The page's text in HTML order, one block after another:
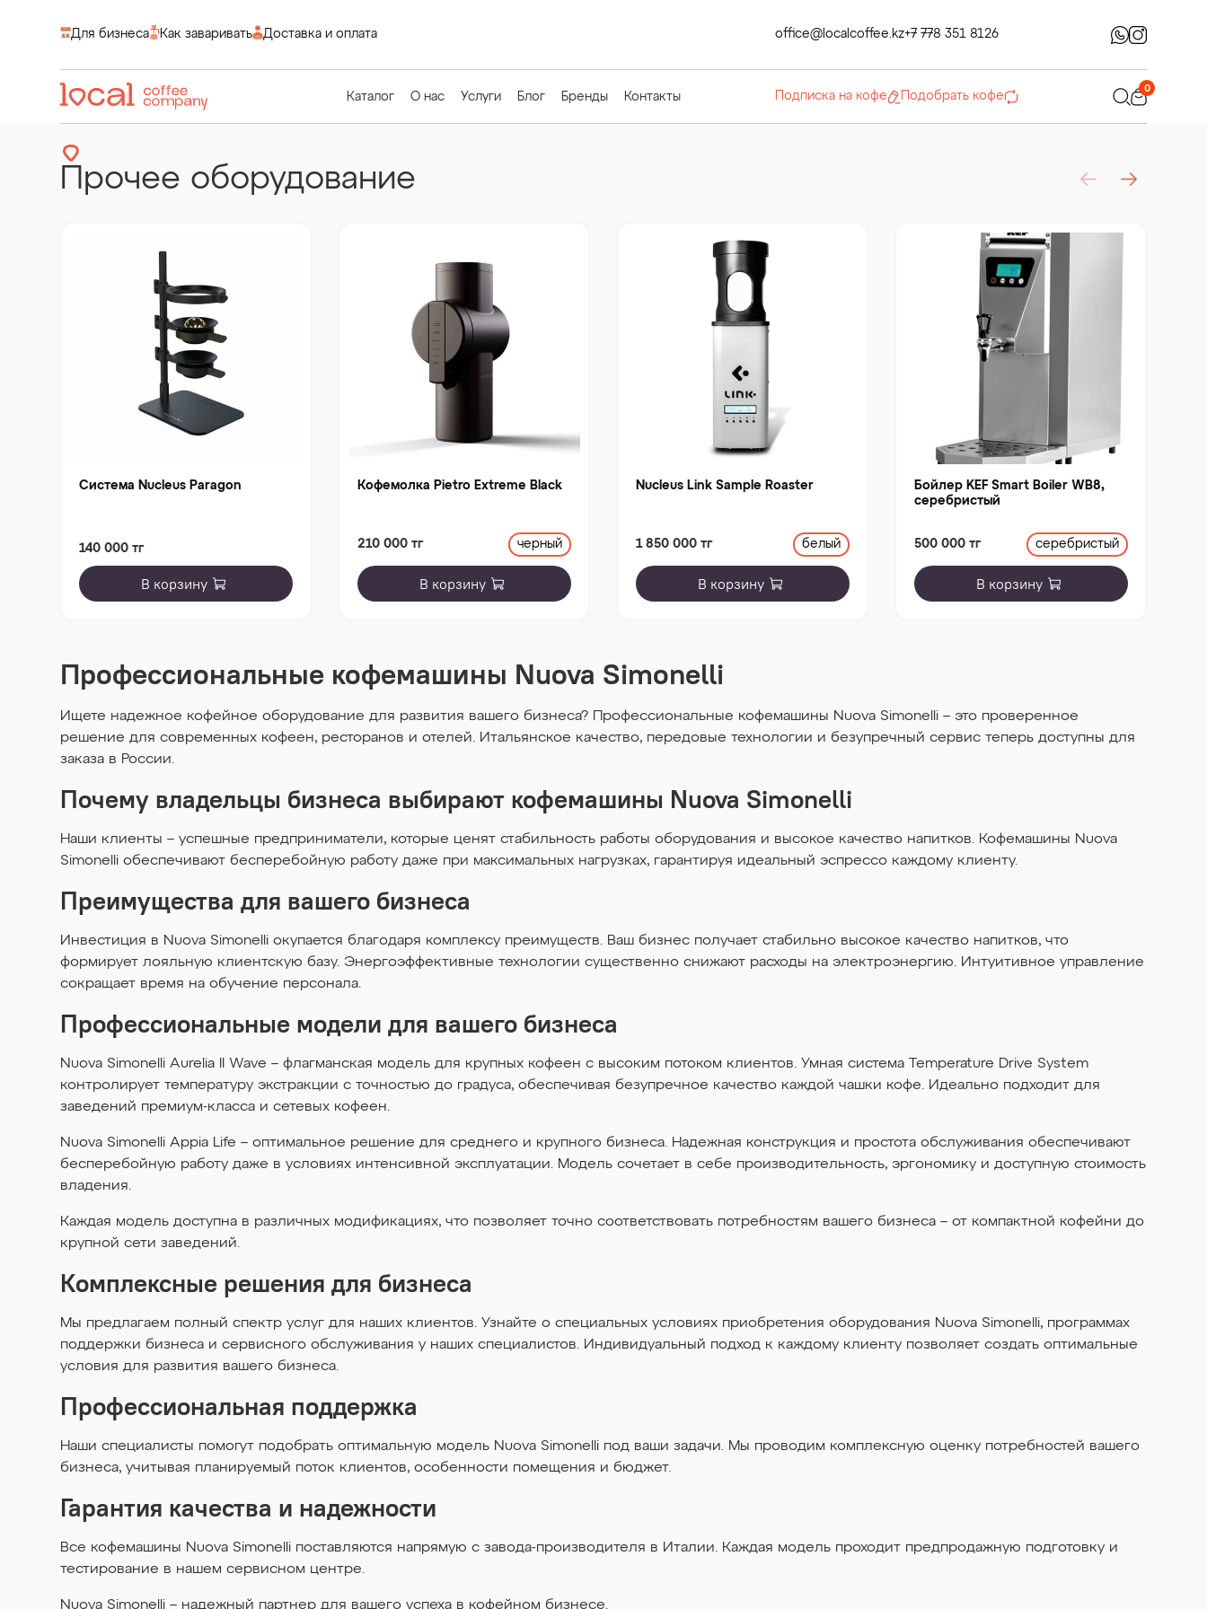
Для бизнеса Как заваривать Доставка и оплата office@localcoffee.kz+7 778 351 8126
Каталог О нас Услуги Блог Бренды Контакты Подписка на кофе Подобрать кофе
0
Прочее оборудование
Система Nucleus Paragon
140 000 тг
В корзину
Кофемолка Pietro Extreme Black
210 000 тг черный
В корзину
Nucleus Link Sample Roaster
1 850 000 тг белый
В корзину
Бойлер KEF Smart Boiler WB8,
серебристый
500 000 тг серебристый
В корзину
Профессиональные кофемашины Nuova Simonelli
Ищете надежное кофейное оборудование для развития вашего бизнеса? Профессиональные кофемашины Nuova Simonelli – это проверенное
решение для современных кофеен, ресторанов и отелей. Итальянское качество, передовые технологии и безупречный сервис теперь доступны для
заказа в России.
Почему владельцы бизнеса выбирают кофемашины Nuova Simonelli
Наши клиенты – успешные предприниматели, которые ценят стабильность работы оборудования и высокое качество напитков. Кофемашины Nuova
Simonelli обеспечивают бесперебойную работу даже при максимальных нагрузках, гарантируя идеальный эспрессо каждому клиенту.
Преимущества для вашего бизнеса
Инвестиция в Nuova Simonelli окупается благодаря комплексу преимуществ. Ваш бизнес получает стабильно высокое качество напитков, что
формирует лояльную клиентскую базу. Энергоэффективные технологии существенно снижают расходы на электроэнергию. Интуитивное управление
сокращает время на обучение персонала.
Профессиональные модели для вашего бизнеса
Nuova Simonelli Aurelia II Wave – флагманская модель для крупных кофеен с высоким потоком клиентов. Умная система Temperature Drive System
контролирует температуру экстракции с точностью до градуса, обеспечивая безупречное качество каждой чашки кофе. Идеально подходит для
заведений премиум-класса и сетевых кофеен.
Nuova Simonelli Appia Life – оптимальное решение для среднего и крупного бизнеса. Надежная конструкция и простота обслуживания обеспечивают
бесперебойную работу даже в условиях интенсивной эксплуатации. Модель сочетает в себе производительность, эргономику и доступную стоимость
владения.
Каждая модель доступна в различных модификациях, что позволяет точно соответствовать потребностям вашего бизнеса – от компактной кофейни до
крупной сети заведений.
Комплексные решения для бизнеса
Мы предлагаем полный спектр услуг для наших клиентов. Узнайте о специальных условиях приобретения оборудования Nuova Simonelli, программах
поддержки бизнеса и сервисного обслуживания у наших специалистов. Индивидуальный подход к каждому клиенту позволяет создать оптимальные
условия для развития вашего бизнеса.
Профессиональная поддержка
Наши специалисты помогут подобрать оптимальную модель Nuova Simonelli под ваши задачи. Мы проводим комплексную оценку потребностей вашего
бизнеса, учитывая планируемый поток клиентов, особенности помещения и бюджет.
Гарантия качества и надежности
Все кофемашины Nuova Simonelli поставляются напрямую с завода-производителя в Италии. Каждая модель проходит предпродажную подготовку и
тестирование в нашем сервисном центре.
Nuova Simonelli – надежный партнер для вашего успеха в кофейном бизнесе.